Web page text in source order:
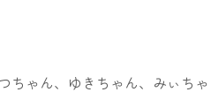
ちゃん、ゆきちゃん、みぃちゃ